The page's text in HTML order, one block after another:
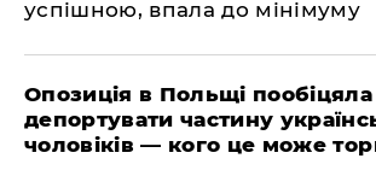
успішною, впала до мінімуму
​Опозиція в Польщі пообіцяла
депортувати частину
чоловіків — кого це може